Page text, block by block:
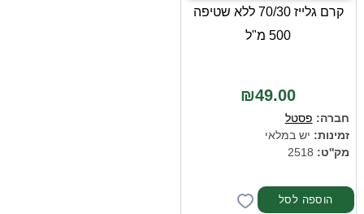
קרם גלייז 70/30 ללא שטיפה
500 מ"ל
₪49.00
חברה: פסטל
זמינות: יש במלאי
מק''ט: